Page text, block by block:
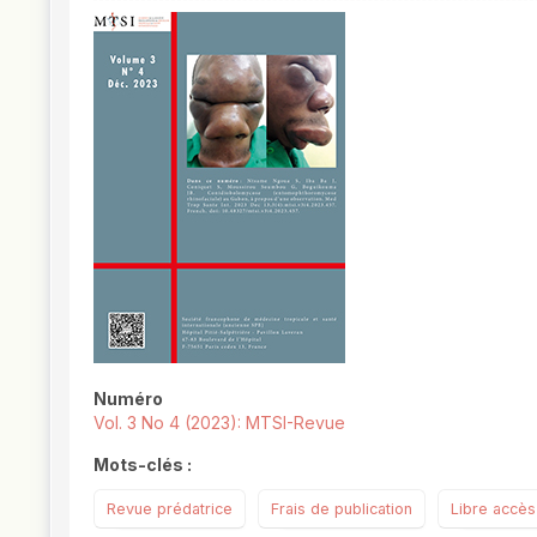
Numéro
Vol. 3 No 4 (2023): MTSI-Revue
Mots-clés :
Revue prédatrice Frais de publication Libre